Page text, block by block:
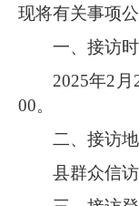
现将有关事项
一、接访
2025年2
00。
二、接访
县群众信